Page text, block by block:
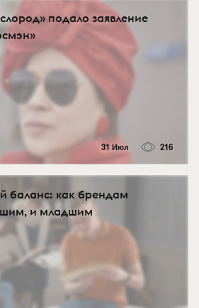
подало заявление
31 Июл 216
баланс: как брендам
и младшим